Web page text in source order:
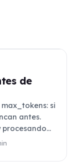
de
si
antes.
procesando